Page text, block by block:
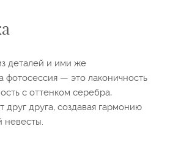
деталей и ими же
фотосессия — это лаконичность
с оттенком серебра,
друг друга, создавая гармонию
невесты.